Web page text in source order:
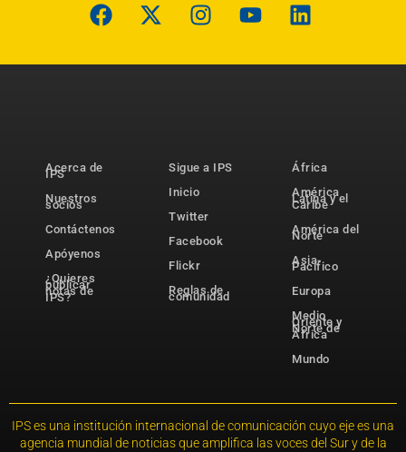
Acerca de
IPS
Nuestros
socios
Contáctenos
Apóyenos
¿Quieres
publicar
notas de
IPS?
Sigue a IPS
Inicio
Twitter
Facebook
Flickr
Reglas de
comunidad
África
América
Latina y el
Caribe
América del
Norte
Asia-
Pacífico
Europa
Medio
Oriente y
Norte de
África
Mundo
IPS es una institución internacional de comunicación cuyo eje es una
agencia mundial de noticias que amplifica las voces del Sur y de la